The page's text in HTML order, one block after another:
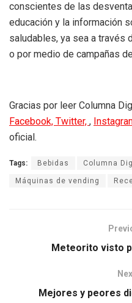
conscientes de las
educación y la información
saludables, ya sea a través
o por medio de campañas
Gracias por leer Columna
Facebook, Twitter, ,
oficial.
Tags: Bebidas Columna
Máquinas de vending
Meteorito visto
Mejores y peores